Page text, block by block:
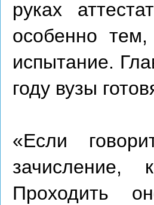
руках
особенно тем,
испытание.
году вузы
«Если
зачисление,
Проходить